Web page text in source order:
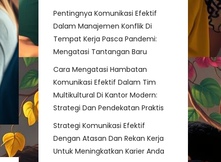
Pentingnya Komunikasi Efektif
Dalam Manajemen Konflik Di
Tempat Kerja Pasca Pandemi:
Mengatasi Tantangan Baru
Cara Mengatasi Hambatan
Komunikasi Efektif Dalam Tim
Multikultural Di Kantor Modern:
Strategi Dan Pendekatan Praktis
Strategi Komunikasi Efektif
Dengan Atasan Dan Rekan Kerja
Untuk Meningkatkan Karier Anda